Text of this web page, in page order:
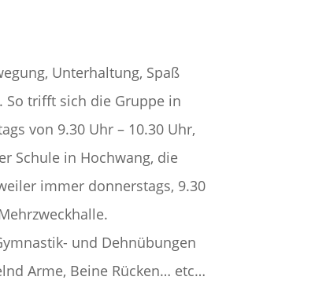
Unterhaltung, Spaß
trifft sich die Gruppe in
von 9.30 Uhr – 10.30 Uhr,
Schule in Hochwang, die
immer donnerstags, 9.30
und Dehnübungen
Arme, Beine Rücken… etc…